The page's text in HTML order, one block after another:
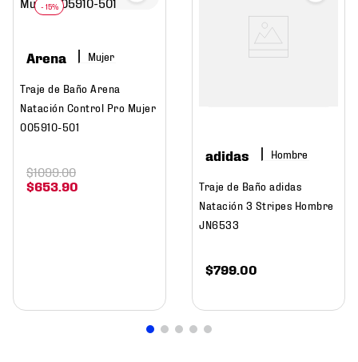
Arena Mujer
Traje de Baño Arena
Natación Control Pro Mujer
005910-501
$653.90
$1099.00
adidas Hombre
Traje de Baño adidas
Natación 3 Stripes Hombre
JN6533
$799.00